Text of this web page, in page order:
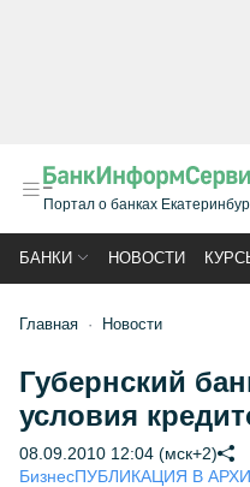
Портал о банках
БАНКИ НОВОСТИ
Главная Новости
Губернский
условия
08.09.2010 12:04 (мск+2)
БизнесПУБЛИКАЦИЯ В